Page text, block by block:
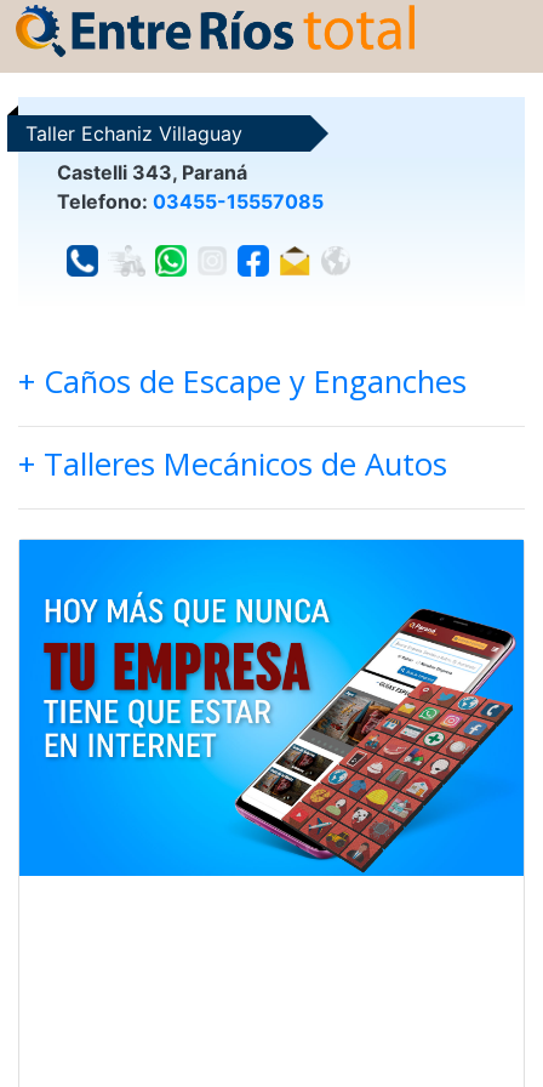
Taller Echaniz Villaguay
Castelli 343, Paraná
Telefono: 03455-15557085
+ Caños de Escape y Enganches
+ Talleres Mecánicos de Autos